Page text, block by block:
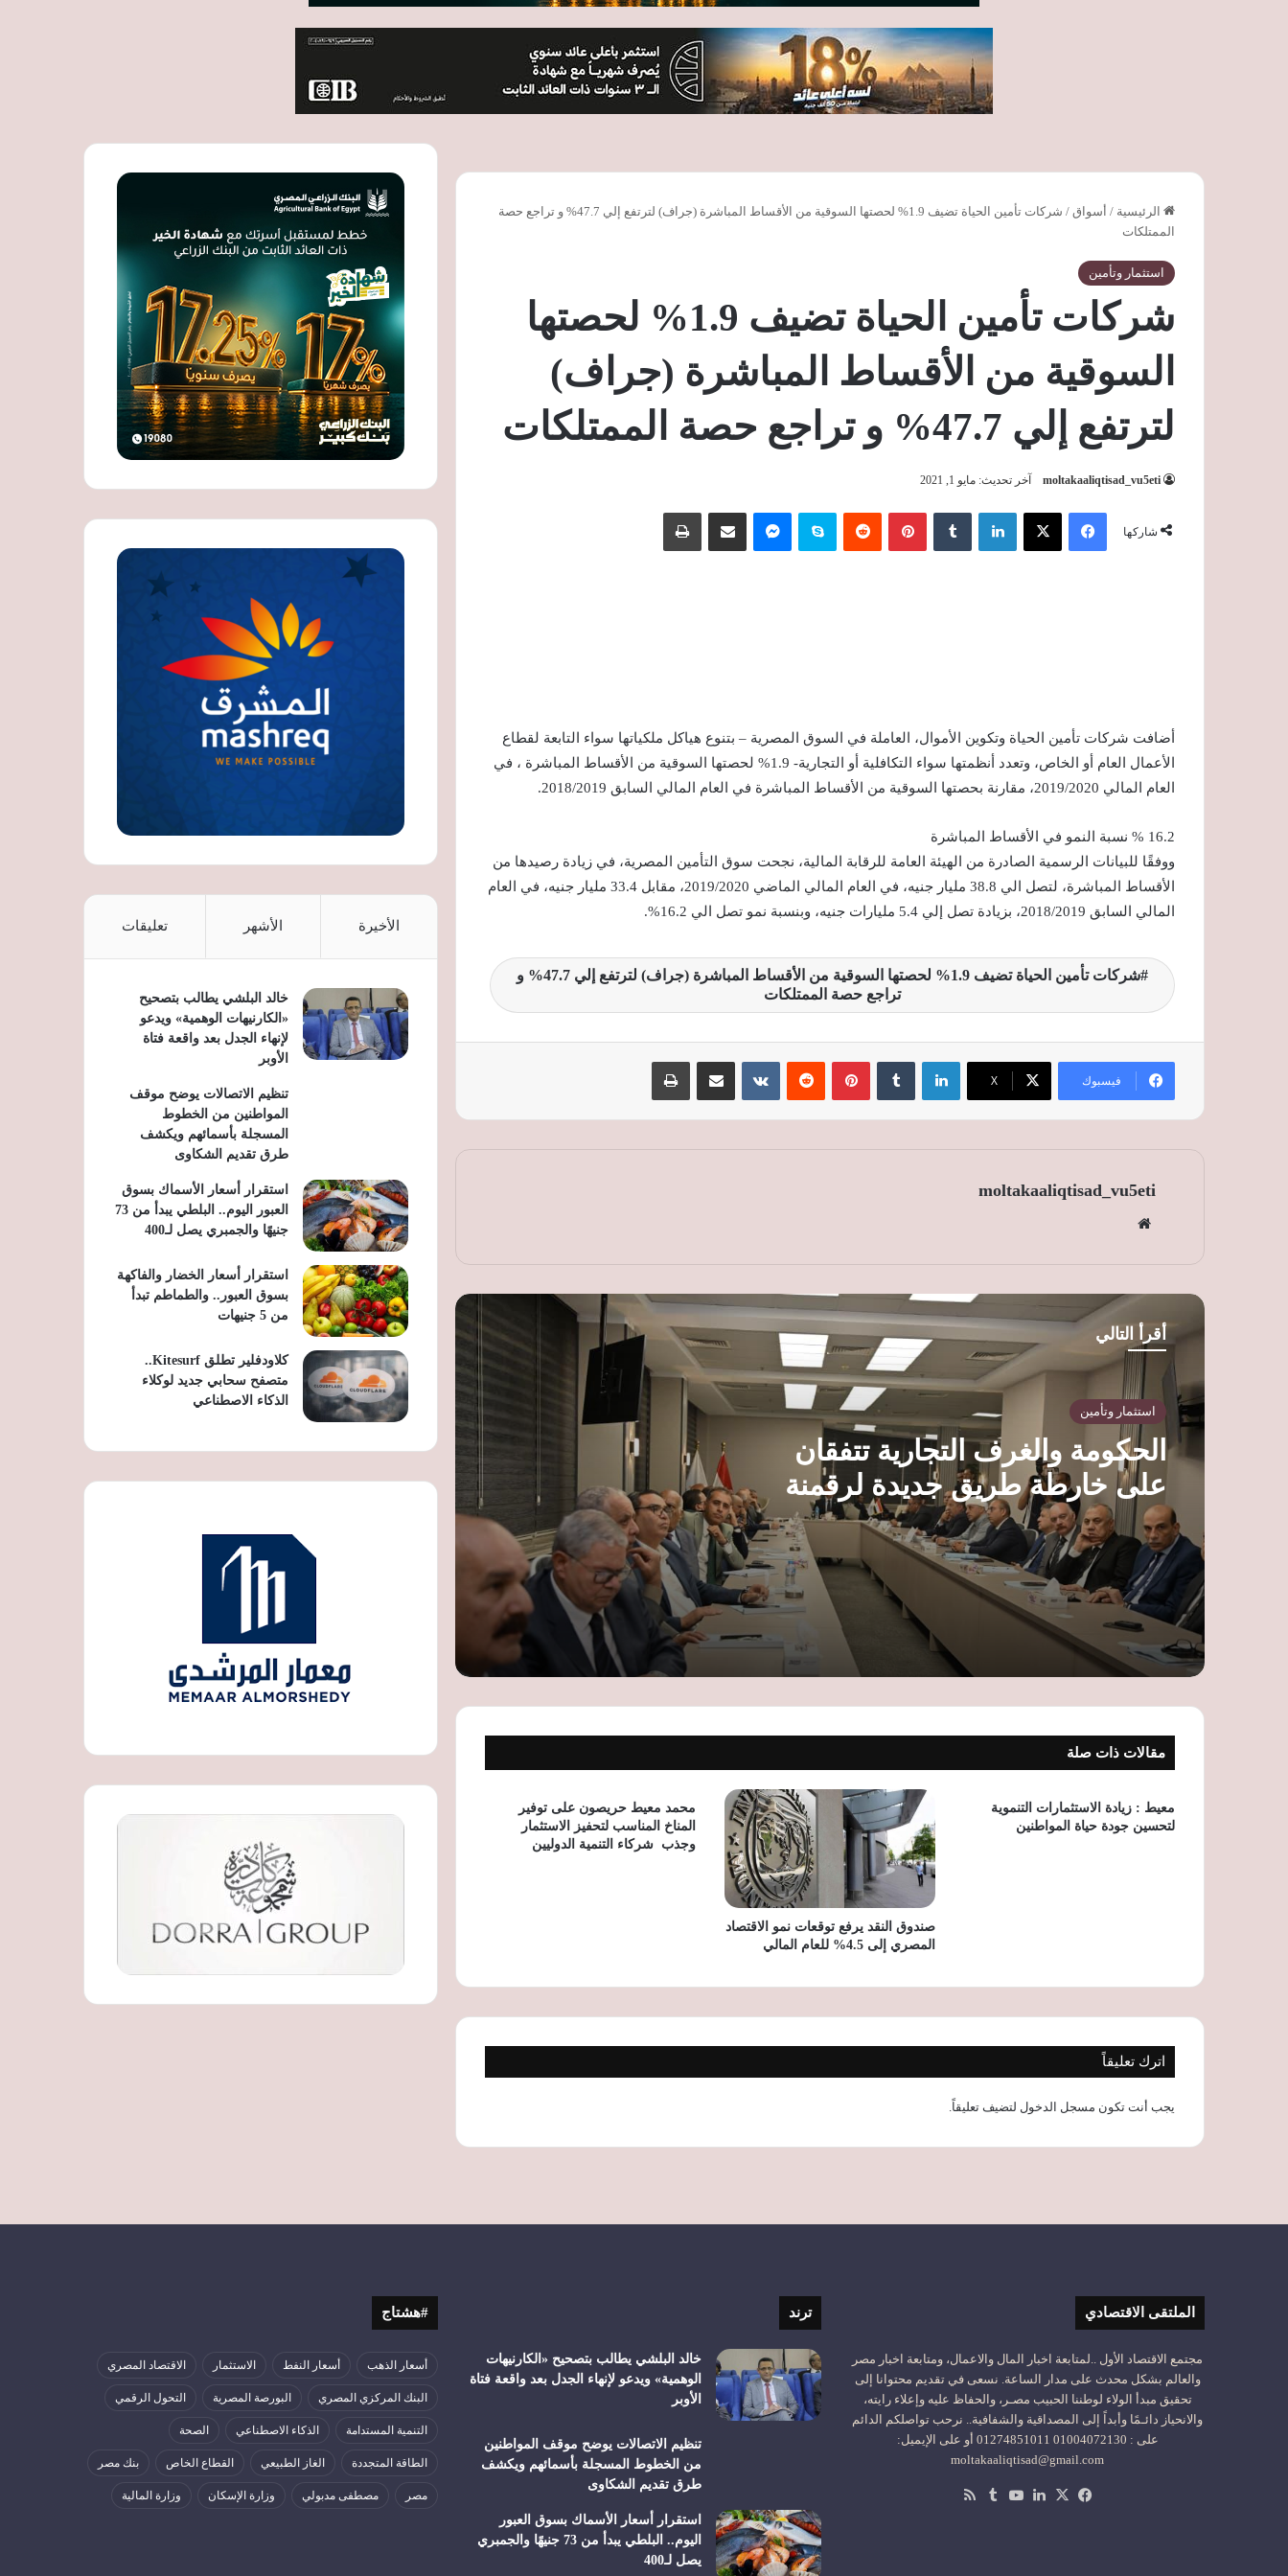
الرئيسية / أسواق /
شركات تأمين الحياة تضيف 1.9% لحصتها السوقية من الأقساط المباشرة (جراف) لترتفع إلي 47.7% و تراجع حصة
الممتلكات
استثمار وتأمين
شركات تأمين الحياة تضيف 1.9% لحصتها
السوقية من الأقساط المباشرة (جراف)
لترتفع إلي 47.7% و تراجع حصة الممتلكات
moltakaaliqtisad_vu5eti آخر تحديث: مايو 1, 2021
شاركها
فيسبوك ‫X لينكدإن بينتيريست سكايب
أضافت شركات تأمين الحياة وتكوين الأموال، العاملة في السوق المصرية – بتنوع هياكل ملكياتها سواء التابعة لقطاع
الأعمال العام أو الخاص، وتعدد أنظمتها سواء التكافلية أو التجارية- 1.9% لحصتها السوقية من الأقساط المباشرة ، في
العام المالي 2019/2020، مقارنة بحصتها السوقية من الأقساط المباشرة في العام المالي السابق 2018/2019.
16.2 % نسبة النمو في الأقساط المباشرة
ووفقًا للبيانات الرسمية الصادرة من الهيئة العامة للرقابة المالية، نجحت سوق التأمين المصرية، في زيادة رصيدها من
الأقساط المباشرة، لتصل الي 38.8 مليار جنيه، في العام المالي الماضي 2019/2020، مقابل 33.4 مليار جنيه، في العام
المالي السابق 2018/2019، بزيادة تصل إلي 5.4 مليارات جنيه، وبنسبة نمو تصل الي 16.2%.
شركات تأمين الحياة تضيف 1.9% لحصتها السوقية من الأقساط المباشرة (جراف) لترتفع إلي 47.7% و
تراجع حصة الممتلكات
فيسبوك ‫X
لينكدإن بينتيريست
moltakaaliqtisad_vu5eti
الوي
ب
أقرأ التالي
استثمار وتأمين
الحكومة والغرف التجارية تتفقان
على خارطة طريق جديدة لرقمنة
الخدمات وتوسيع قاعدة المصدرين
الحكومة والغرف التجارية تتفقان على
خارطة طريق جديدة لرقمنة الخدمات
وتوسيع قاعدة المصدرين
الحكمة.. خصومات تصل إلى 50% ووحدات
جاهزة للاستلام
جنيه.. الإسكان والتعليم والنقل في الصدارة
وزير الاستثمار: طروحات الشركات الكبرى
مفتاح إنهاء هيمنة 3 شركات على المؤشر
الرئيسي للبورصة
وزير الاستثمار: طروحات الشركات الكبرى
مفتاح إنهاء هيمنة 3 شركات على المؤشر
الرئيسي للبورصة
الأمين العام لجامعة الدول العربية يبحث مع
للمصريين بالخارج
وزيرا الإنتاج الحربي والاستثمار يبحثان تعزيز
مقالات ذات صلة
معيط : زيادة الاستثمارات التنموية
لتحسين جودة حياة المواطنين
صندوق النقد يرفع توقعات نمو الاقتصاد
المصري إلى 4.5% للعام المالي
محمد معيط حريصون على توفير
المناخ المناسب لتحفيز الاستثمار
وجذب شركاء التنمية الدوليين
اترك تعليقاً
يجب أنت تكون مسجل الدخول لتضيف تعليقاً.
الأخيرة الأشهر تعليقات
خالد البلشي يطالب بتصحيح
«الكارنيهات الوهمية» ويدعو
لإنهاء الجدل بعد واقعة فتاة
الأوبر
تنظيم الاتصالات يوضح موقف
المواطنين من الخطوط
المسجلة بأسمائهم ويكشف
طرق تقديم الشكاوى
استقرار أسعار الأسماك بسوق
العبور اليوم.. البلطي يبدأ من 73
جنيهًا والجمبري يصل لـ400
استقرار أسعار الخضار والفاكهة
بسوق العبور.. والطماطم تبدأ
من 5 جنيهات
كلاودفلير تطلق Kitesurf..
متصفح سحابي جديد لوكلاء
الذكاء الاصطناعي
الملتقى الاقتصادي
مجتمع الاقتصاد الأول ..لمتابعة اخبار المال والاعمال، ومتابعة اخبار مصر
والعالم بشكل محدث على مدار الساعة. نسعى في تقديم محتوانا إلى
تحقيق مبدأ الولاء لوطننا الحبيب مصـر، والحفاظ عليه وإعلاء رايته،
والانحياز دائـمًا وأبداً إلى المصداقية والشفافية.. نرحب تواصلكم الدائم
على : 01004072130 01274851011 أو على الإيميل:
moltakaaliqtisad@gmail.com
فيسبوك
‫X لينكدإن‫YouTube
ترند
خالد البلشي يطالب بتصحيح «الكارنيهات
الوهمية» ويدعو لإنهاء الجدل بعد واقعة فتاة
الأوبر
تنظيم الاتصالات يوضح موقف المواطنين
من الخطوط المسجلة بأسمائهم ويكشف
طرق تقديم الشكاوى
استقرار أسعار الأسماك بسوق العبور
اليوم.. البلطي يبدأ من 73 جنيهًا والجمبري
يصل لـ400
#هشتاج
أسعار الذهب أسعار النفط الاستثمار الاقتصاد المصري
البنك المركزي المصري البورصة المصرية التحول الرقمي
التنمية المستدامة الذكاء الاصطناعي الصحة
الطاقة المتجددة الغاز الطبيعي القطاع الخاص بنك مصر
مصر مصطفى مدبولي وزارة الإسكان وزارة المالية